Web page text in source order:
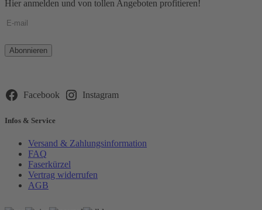
Hier anmelden und von tollen Angeboten profitieren!
Bitte
lasse
leer.
Facebook Instagram
Infos & Service
Versand & Zahlungsinformation
FAQ
Faserkürzel
Vertrag widerrufen
AGB